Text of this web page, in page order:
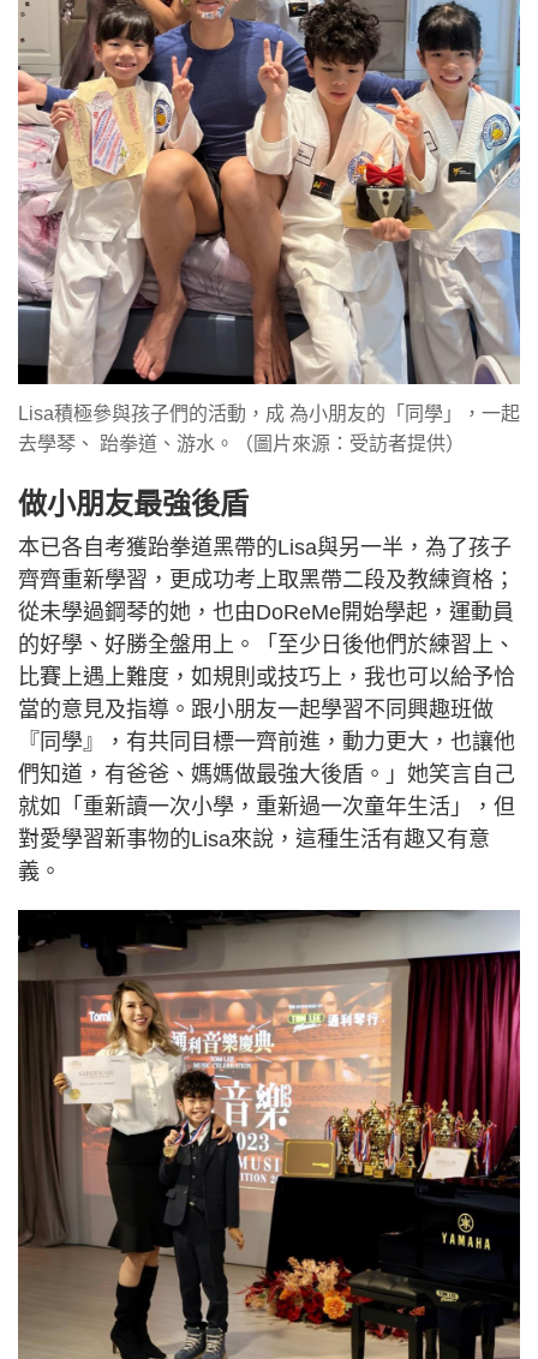
Lisa積極參與孩子們的活動，成 為小朋友的「同學」，一起
去學琴、 跆拳道、游水。（圖片來源：受訪者提供）
做小朋友最強後盾
本已各自考獲跆拳道黑帶的Lisa與另一半，為了孩子
齊齊重新學習，更成功考上取黑帶二段及教練資格；
從未學過鋼琴的她，也由DoReMe開始學起，運動員
的好學、好勝全盤用上。「至少日後他們於練習上、
比賽上遇上難度，如規則或技巧上，我也可以給予恰
當的意見及指導。跟小朋友一起學習不同興趣班做
『同學』，有共同目標一齊前進，動力更大，也讓他
們知道，有爸爸、媽媽做最強大後盾。」她笑言自己
就如「重新讀一次小學，重新過一次童年生活」，但
對愛學習新事物的Lisa來說，這種生活有趣又有意
義。